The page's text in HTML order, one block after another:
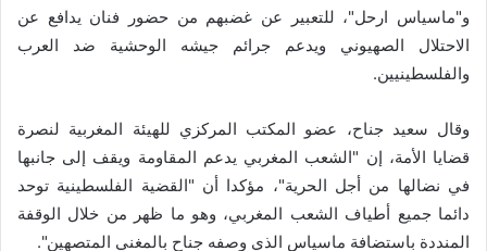
و"ماسياس ارحل"، للتعبير عن غضبهم من حضور فنان يدافع عن
الاحتلال الصهيوني ويدعم جرائم جيشه الوحشية ضد العرب
والفلسطينيين.
وقال سعيد جناح، عضو المكتب المركزي للهيئة المغربية لنصرة
قضايا الأمة، إن "الشعب المغربي يدعم المقاومة ويقف إلى جانبها
في نضالها من أجل الحرية"، مؤكدا أن "القضية الفلسطينية توحد
دائما جميع أطياف الشعب المغربي، وهو ما ظهر من خلال الوقفة
المنددة باستضافة ماسياس الذي وصفه جناح بالمغني المتصهين".